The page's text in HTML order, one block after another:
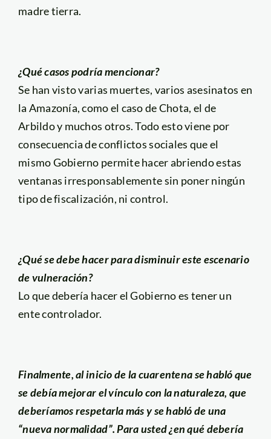
madre tierra.
¿Qué casos podría mencionar?
Se han visto varias muertes, varios asesinatos en
la Amazonía, como el caso de Chota, el de
Arbildo y muchos otros. Todo esto viene por
consecuencia de conflictos sociales que el
mismo Gobierno permite hacer abriendo estas
ventanas irresponsablemente sin poner ningún
tipo de fiscalización, ni control.
¿Qué se debe hacer para disminuir este escenario
de vulneración?
Lo que debería hacer el Gobierno es tener un
ente controlador.
Finalmente, al inicio de la cuarentena se habló que
se debía mejorar el vínculo con la naturaleza, que
deberíamos respetarla más y se habló de una
“nueva normalidad”. Para usted ¿en qué debería